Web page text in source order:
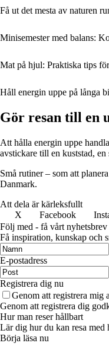
Få ut det mesta av naturen
Minisemester med balans:
Mat på hjul: Praktiska tips
Håll energin uppe på långa
Gör resan till en
Att hålla energin uppe
avstickare till en kuststad,
Små rutiner – som att
Danmark.
Att dela är kärleksfullt
X
Facebook
Följ med - få vårt nyhetsbrev
Få inspiration, kunskap och
E-postadress
Registrera dig nu
Genom att registrera mig
Genom att registrera dig
Hur man reser hållbart
Lär dig hur du kan resa med
Börja läsa nu